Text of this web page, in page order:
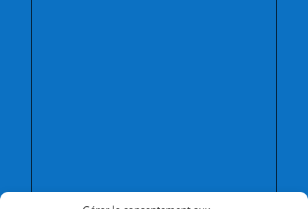
Afficher une carte plus grande